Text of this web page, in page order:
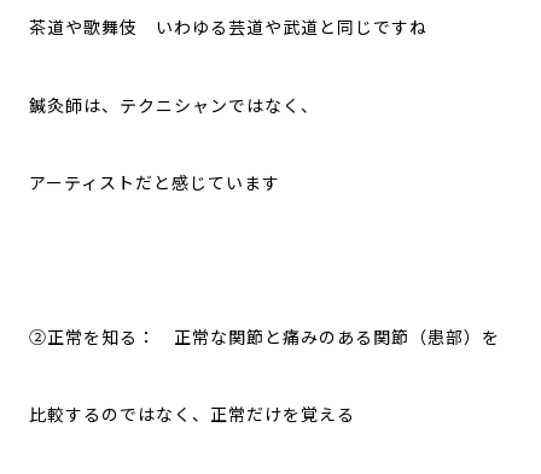
茶道や歌舞伎 いわゆる芸道や武道と同じですね
鍼灸師は、テクニシャンではなく、
アーティストだと感じています
②正常を知る： 正常な関節と痛みのある関節（患部）を
比較するのではなく、正常だけを覚える